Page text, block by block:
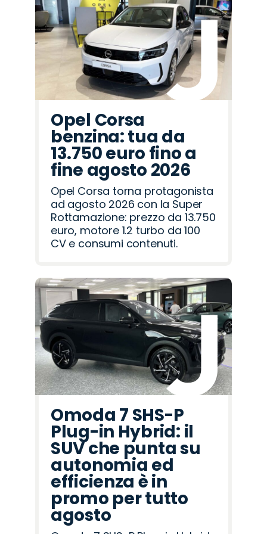
Citroën
Jaecoo
Peugeot
Alfa
Romeo
Land
Rover
Mazda
Cupra
Opel
Hyundai
Abarth
Fiat
Lancia
Jeep
Omoda
Seat
Opel Corsa
benzina: tua da
13.750 euro fino a
fine agosto 2026
Opel Corsa torna protagonista
ad agosto 2026 con la Super
Rottamazione: prezzo da 13.750
euro, motore 1.2 turbo da 100
CV e consumi contenuti.
Omoda 7 SHS-P
Plug-in Hybrid: il
SUV che punta su
autonomia ed
efficienza è in
promo per tutto
agosto